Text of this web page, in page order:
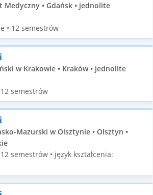
Medyczny • Gdańsk • jednolite
• 12 semestrów
w Krakowie • Kraków • jednolite
semestrów
Mazurski w Olsztynie • Olsztyn •
semestrów • język kształcenia: